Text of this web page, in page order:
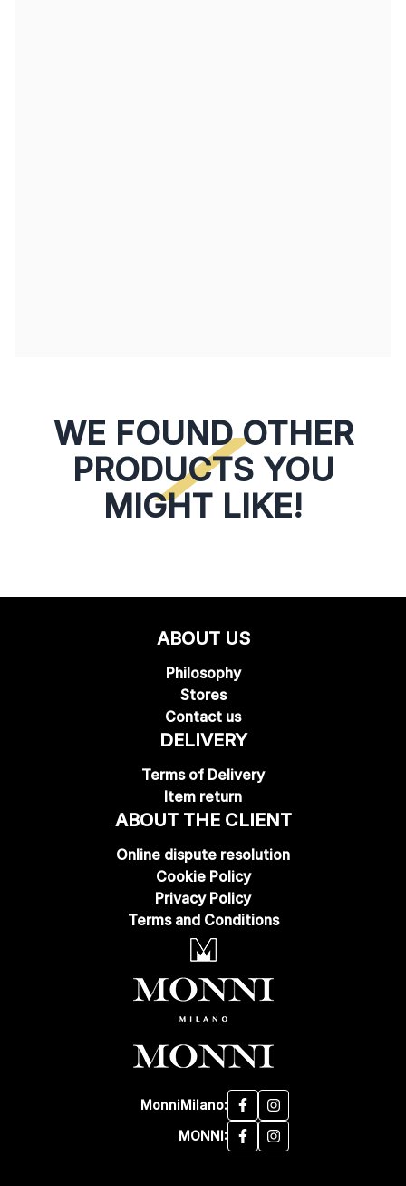
WE FOUND OTHER
PRODUCTS YOU
MIGHT LIKE!
ABOUT US
Philosophy
Stores
Contact us
DELIVERY
Terms of Delivery
Item return
ABOUT THE CLIENT
Online dispute resolution
Cookie Policy
Privacy Policy
Terms and Conditions
MonniMilano:
MONNI: